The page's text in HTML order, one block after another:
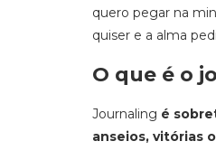
quero pegar na
quiser e a alma
O que é o
Journaling é
anseios, vitórias